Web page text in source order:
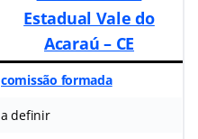
Estadual Vale do
Acaraú – CE
comissão formada
a definir